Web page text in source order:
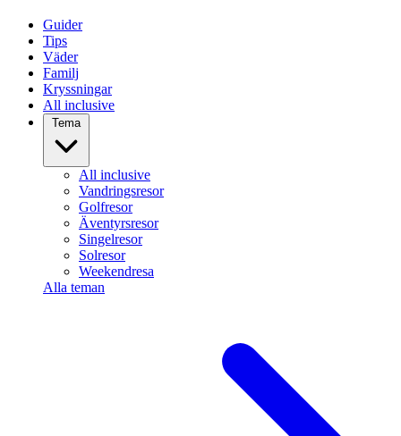
Guider
Tips
Väder
Familj
Kryssningar
All inclusive
Tema
All inclusive
Vandringsresor
Golfresor
Äventyrsresor
Singelresor
Solresor
Weekendresa
Alla teman